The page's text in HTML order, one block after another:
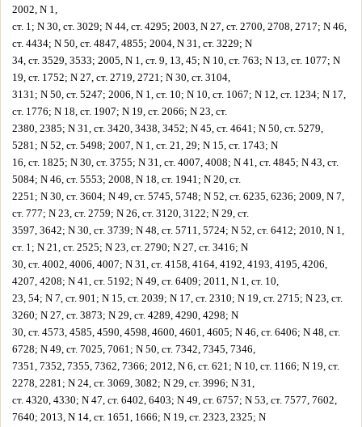
2002, N 1,
ст. 1; N 30, ст. 3029; N 44, ст. 4295; 2003, N 27, ст. 2700, 2708, 2717; N 46,
ст. 4434; N 50, ст. 4847, 4855; 2004, N 31, ст. 3229; N
34, ст. 3529, 3533; 2005, N 1, ст. 9, 13, 45; N 10, ст. 763; N 13, ст. 1077; N
19, ст. 1752; N 27, ст. 2719, 2721; N 30, ст. 3104,
3131; N 50, ст. 5247; 2006, N 1, ст. 10; N 10, ст. 1067; N 12, ст. 1234; N 17,
ст. 1776; N 18, ст. 1907; N 19, ст. 2066; N 23, ст.
2380, 2385; N 31, ст. 3420, 3438, 3452; N 45, ст. 4641; N 50, ст. 5279,
5281; N 52, ст. 5498; 2007, N 1, ст. 21, 29; N 15, ст. 1743; N
16, ст. 1825; N 30, ст. 3755; N 31, ст. 4007, 4008; N 41, ст. 4845; N 43, ст.
5084; N 46, ст. 5553; 2008, N 18, ст. 1941; N 20, ст.
2251; N 30, ст. 3604; N 49, ст. 5745, 5748; N 52, ст. 6235, 6236; 2009, N 7,
ст. 777; N 23, ст. 2759; N 26, ст. 3120, 3122; N 29, ст.
3597, 3642; N 30, ст. 3739; N 48, ст. 5711, 5724; N 52, ст. 6412; 2010, N 1,
ст. 1; N 21, ст. 2525; N 23, ст. 2790; N 27, ст. 3416; N
30, ст. 4002, 4006, 4007; N 31, ст. 4158, 4164, 4192, 4193, 4195, 4206,
4207, 4208; N 41, ст. 5192; N 49, ст. 6409; 2011, N 1, ст. 10,
23, 54; N 7, ст. 901; N 15, ст. 2039; N 17, ст. 2310; N 19, ст. 2715; N 23, ст.
3260; N 27, ст. 3873; N 29, ст. 4289, 4290, 4298; N
30, ст. 4573, 4585, 4590, 4598, 4600, 4601, 4605; N 46, ст. 6406; N 48, ст.
6728; N 49, ст. 7025, 7061; N 50, ст. 7342, 7345, 7346,
7351, 7352, 7355, 7362, 7366; 2012, N 6, ст. 621; N 10, ст. 1166; N 19, ст.
2278, 2281; N 24, ст. 3069, 3082; N 29, ст. 3996; N 31,
ст. 4320, 4330; N 47, ст. 6402, 6403; N 49, ст. 6757; N 53, ст. 7577, 7602,
7640; 2013, N 14, ст. 1651, 1666; N 19, ст. 2323, 2325; N